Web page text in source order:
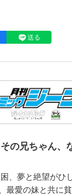
送る
の兄ちゃん、
、夢と絶望がひ
最愛の妹と共に貧